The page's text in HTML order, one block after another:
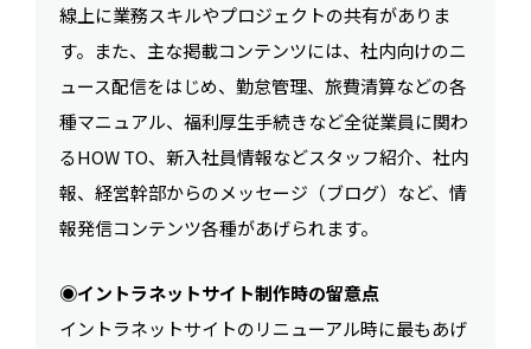
線上に業務スキルやプロジェクトの共有がありま
す。また、主な掲載コンテンツには、社内向けのニ
ュース配信をはじめ、勤怠管理、旅費清算などの各
種マニュアル、福利厚生手続きなど全従業員に関わ
るHOW TO、新入社員情報などスタッフ紹介、社内
報、経営幹部からのメッセージ（ブログ）など、情
報発信コンテンツ各種があげられます。
◉イントラネットサイト制作時の留意点
イントラネットサイトのリニューアル時に最もあげ